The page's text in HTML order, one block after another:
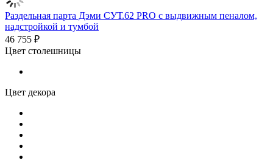
Раздельная парта Дэми СУТ.62 PRO с выдвижным пеналом,
надстройкой и тумбой
46 755 ₽
Цвет столешницы
Цвет декора